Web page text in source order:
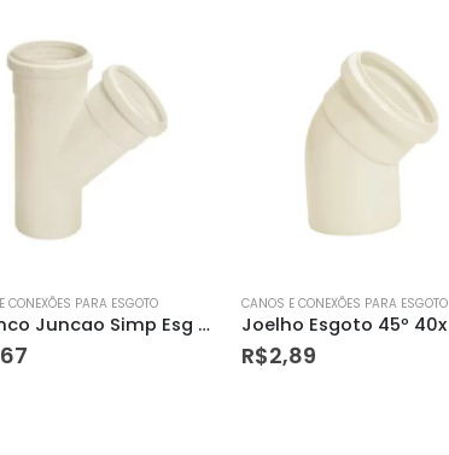
CONEXÕES PARA ESGOTO
Joelho Esgoto 45º 40x 40mm Amanco
CANOS E CONEXÕES PARA ESGOTO
R$16,90